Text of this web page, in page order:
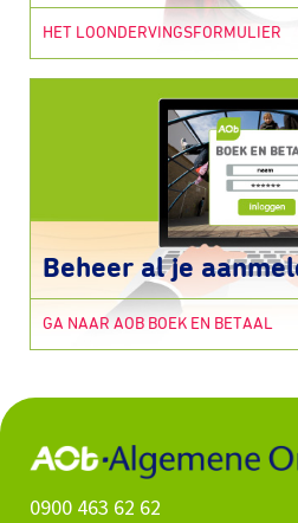
HET LOONDERVINGSFORMULIER
Beheer al je
GA NAAR AOB BOEK EN BETAAL
0900 463 62 62